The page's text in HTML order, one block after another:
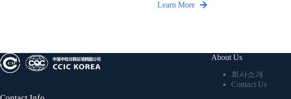
Learn More
About Us
회사소개
Contact Us